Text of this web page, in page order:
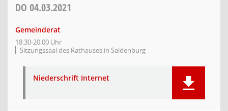
DO 04.03.2021
Gemeinderat
18:30-20:00 Uhr
Sitzungssaal des Rathauses in Saldenburg
Niederschrift Internet